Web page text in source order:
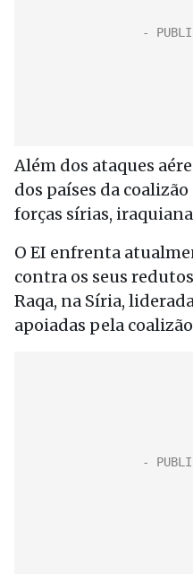
Além dos ataques
dos países da
forças sírias,
O EI enfrenta
contra os seus
Raqa, na Síria,
apoiadas pela